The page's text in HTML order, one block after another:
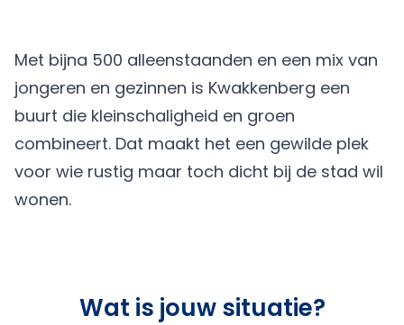
Met bijna 500 alleenstaanden en een mix van
jongeren en gezinnen is Kwakkenberg een
buurt die kleinschaligheid en groen
combineert. Dat maakt het een gewilde plek
voor wie rustig maar toch dicht bij de stad wil
wonen.
Wat is jouw situatie?